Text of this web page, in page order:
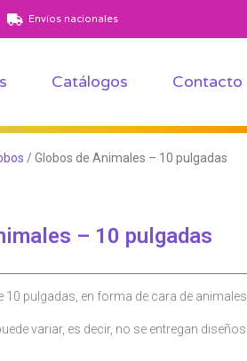
Envíos nacionales
Catálogos Contacto
/ Globos de Animales – 10 pulgadas
– 10 pulgadas
10 pulgadas, en forma de cara de animales.
variar, es decir, no se entregan diseños